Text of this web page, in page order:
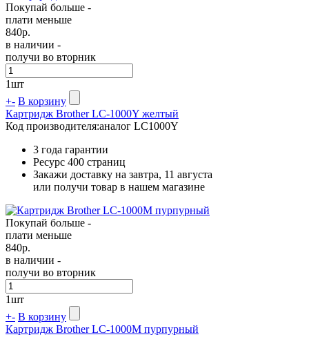
Покупай больше -
плати меньше
840р.
в наличии -
получи во вторник
1шт
+- В корзину
Картридж Brother LC-1000Y желтый
Код производителя:аналог LC1000Y
3 года гарантии
Ресурс 400 страниц
Закажи доставку на завтра, 11 августа
или получи товар в нашем магазине
Покупай больше -
плати меньше
840р.
в наличии -
получи во вторник
1шт
+- В корзину
Картридж Brother LC-1000M пурпурный